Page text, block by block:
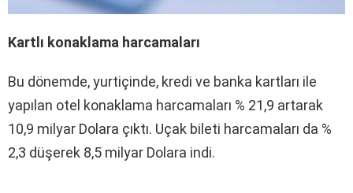
Kartlı konaklama harcamaları
Bu dönemde, yurtiçinde, kredi ve banka kartları ile
yapılan otel konaklama harcamaları % 21,9 artarak
10,9 milyar Dolara çıktı. Uçak bileti harcamaları da %
2,3 düşerek 8,5 milyar Dolara indi.